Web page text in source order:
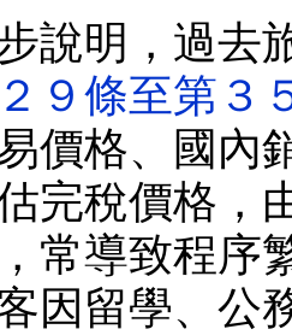
說明，過去
９條至第３
價格、國內
完稅價格，
常導致程序
因留學、公